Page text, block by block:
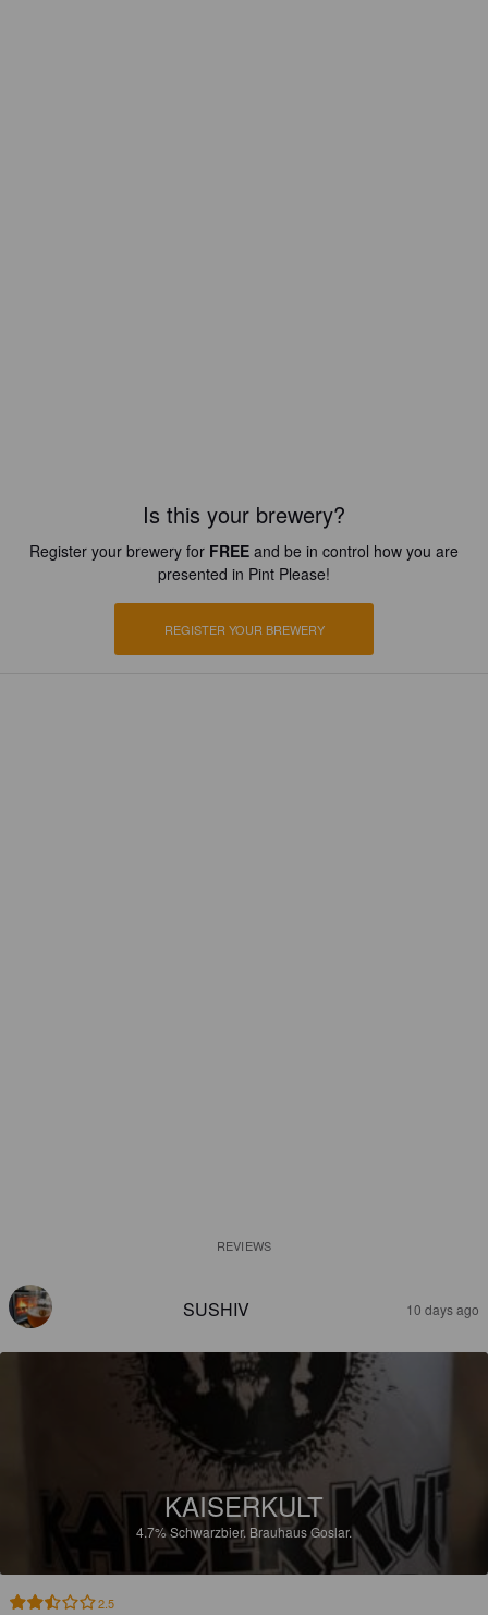
Is this your brewery?
Register your brewery for FREE and be in control how you are
presented in Pint Please!
REGISTER YOUR BREWERY
REVIEWS
SUSHIV 10 days ago
KAISERKULT
4.7%Schwarzbier. Brauhaus Goslar.
2.5